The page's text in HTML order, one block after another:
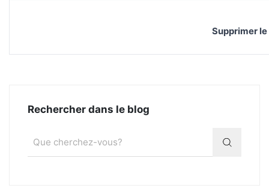
Supprimer
Rechercher dans le blog